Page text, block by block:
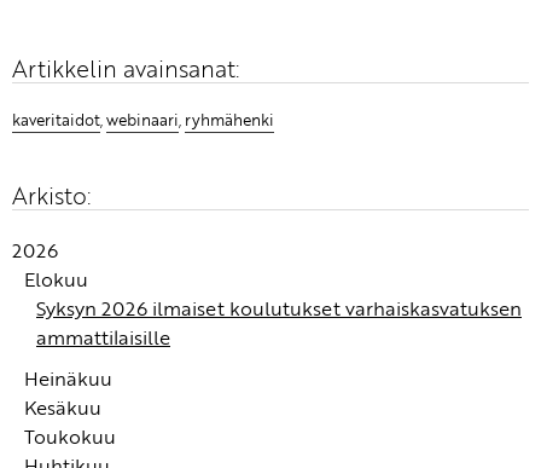
Artikkelin avainsanat:
kaveritaidot,webinaari, ryhmähenki
Arkisto:
2026
Elokuu
Syksyn 2026 ilmaiset koulutukset varhaiskasvatuksen
ammattilaisille
Heinäkuu
Jos kuvittelisimme itse työskentelevämme
toimimattomassa tiimissä seuraavat viisitoista vuotta,
Kesäkuu
Tiimin vuosi on ihanan selkeä työväline, jossa ei ole
Toukokuu